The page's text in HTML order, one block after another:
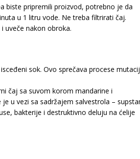
biste pripremili proizvod, potrebno je da
u 1 litru vode. Ne treba filtrirati čaj.
uveče nakon obroka.
sok. Ovo sprečava procese
čaj sa suvom korom mandarine i
u vezi sa sadržajem salvestrola –
bakterije i destruktivno deluju na ćelije